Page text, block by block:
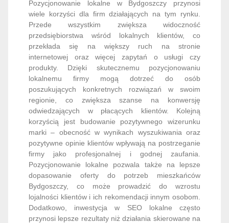
Pozycjonowanie lokalne w Bydgoszczy przynosi
wiele korzyści dla firm działających na tym rynku.
Przede wszystkim zwiększa widoczność
przedsiębiorstwa wśród lokalnych klientów, co
przekłada się na większy ruch na stronie
internetowej oraz więcej zapytań o usługi czy
produkty. Dzięki skutecznemu pozycjonowaniu
lokalnemu firmy mogą dotrzeć do osób
poszukujących konkretnych rozwiązań w swoim
regionie, co zwiększa szanse na konwersję
odwiedzających w płacących klientów. Kolejną
korzyścią jest budowanie pozytywnego wizerunku
marki – obecność w wynikach wyszukiwania oraz
pozytywne opinie klientów wpływają na postrzeganie
firmy jako profesjonalnej i godnej zaufania.
Pozycjonowanie lokalne pozwala także na lepsze
dopasowanie oferty do potrzeb mieszkańców
Bydgoszczy, co może prowadzić do wzrostu
lojalności klientów i ich rekomendacji innym osobom.
Dodatkowo, inwestycja w SEO lokalne często
przynosi lepsze rezultaty niż działania skierowane na